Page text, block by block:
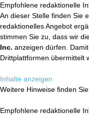
Empfohlene redaktionelle
An dieser Stelle finden Sie
redaktionelles Angebot
stimmen Sie zu, dass wir
Inc. anzeigen dürfen.
Drittplattformen übermittelt
Inhalte anzeigen
Weitere Hinweise finden
Empfohlene redaktionelle